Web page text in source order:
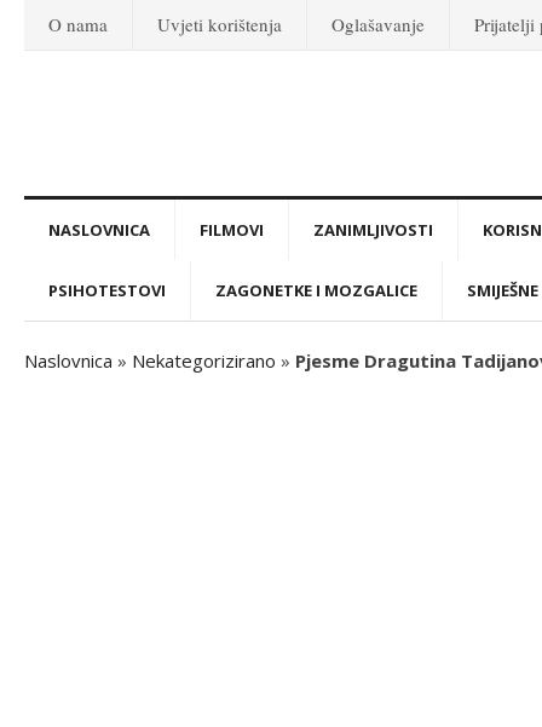
O nama Uvjeti korištenja Oglašavanje Prijatelji
NASLOVNICA FILMOVI ZANIMLJIVOSTI
PSIHOTESTOVI ZAGONETKE I MOZGALICE
Naslovnica » Nekategorizirano » Pjesme Dragutina